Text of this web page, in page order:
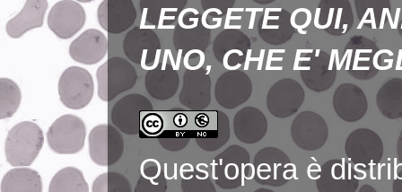
LEGGETE QUI,
UNO, CHE E'
Quest'opera è